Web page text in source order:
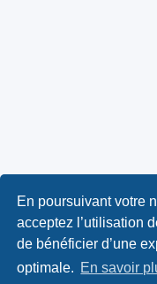
En poursuivant votre
acceptez l’utilisation
de bénéficier d’une
optimale. En savoir